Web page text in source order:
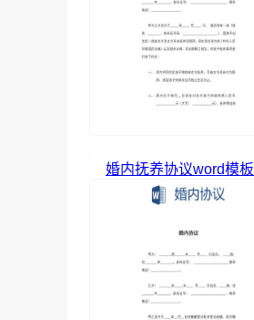
婚内抚养协议word模板